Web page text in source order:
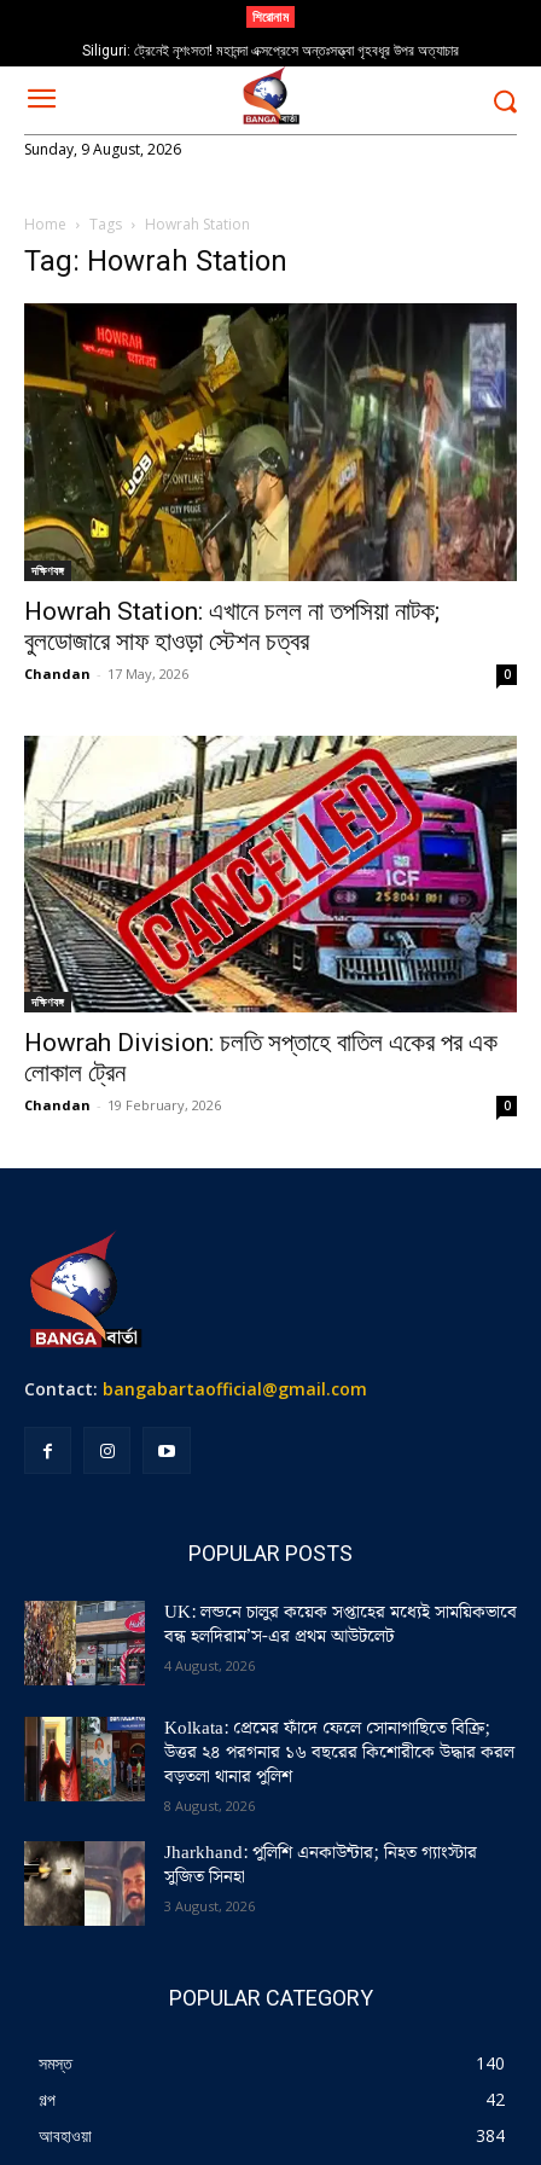
শিরোনাম
Siliguri: ট্রেনেই নৃশংসতা! মহানন্দা এক্সপ্রেসে অন্তঃসত্ত্বা গৃহবধূর উপর অত্যাচার
Sunday, 9 August, 2026
Home Tags Howrah Station
Tag: Howrah Station
দক্ষিণবঙ্গ
Howrah Station: এখানে চলল না তপসিয়া নাটক;
বুলডোজারে সাফ হাওড়া স্টেশন চত্বর
Chandan - 17 May, 2026 0
দক্ষিণবঙ্গ
Howrah Division: চলতি সপ্তাহে বাতিল একের পর এক
লোকাল ট্রেন
Chandan - 19 February, 2026 0
Contact: bangabartaofficial@gmail.com
POPULAR POSTS
UK: লন্ডনে চালুর কয়েক সপ্তাহের মধ্যেই সাময়িকভাবে
বন্ধ হলদিরাম’স-এর প্রথম আউটলেট
4 August, 2026
Kolkata: প্রেমের ফাঁদে ফেলে সোনাগাছিতে বিক্রি;
উত্তর ২৪ পরগনার ১৬ বছরের কিশোরীকে উদ্ধার করল
বড়তলা থানার পুলিশ
8 August, 2026
Jharkhand: পুলিশি এনকাউন্টার; নিহত গ্যাংস্টার
সুজিত সিনহা
3 August, 2026
POPULAR CATEGORY
সমস্ত
140
গল্প
42
আবহাওয়া
384